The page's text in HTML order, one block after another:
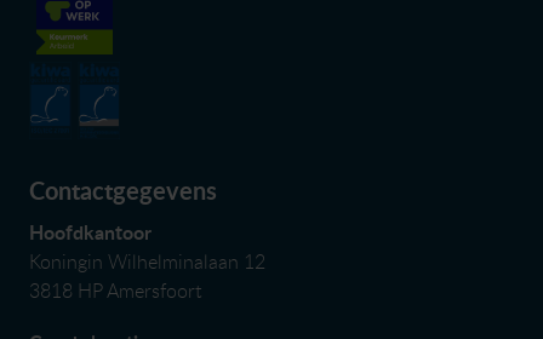
Contactgegevens
Hoofdkantoor
Koningin Wilhelminalaan 12
3818 HP Amersfoort